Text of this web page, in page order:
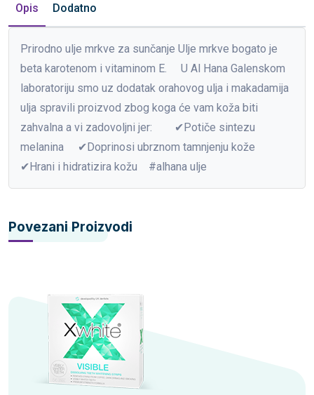
Opis Dodatno
Prirodno ulje mrkve za sunčanje Ulje mrkve bogato je
beta karotenom i vitaminom E. ⠀ U Al Hana Galenskom
laboratoriju smo uz dodatak orahovog ulja i makadamija
ulja spravili proizvod zbog koga će vam koža biti
zahvalna a vi zadovoljni jer:⠀ ⠀ ✔Potiče sintezu
melanina ⠀ ✔Doprinosi ubrznom tamnjenju kože ⠀
✔Hrani i hidratizira kožu⠀ #alhana ulje
Povezani Proizvodi